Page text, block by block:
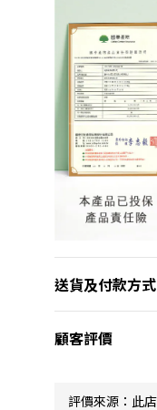
送貨及付款方式
顧客評價